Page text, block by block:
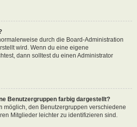
durch die Board-Administration
wird. Wenn du eine eigene
dann solltest du einen Administrator
Benutzergruppen farbig dargestellt?
möglich, den Benutzergruppen verschiedene
Mitglieder leichter zu identifizieren sind.